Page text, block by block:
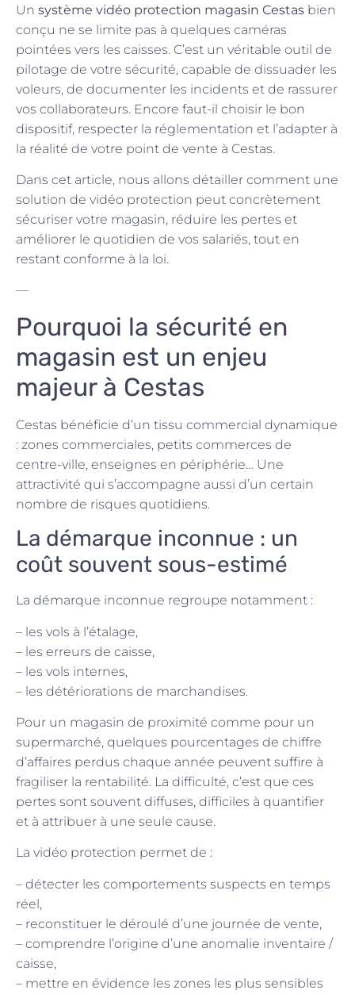
Un système vidéo protection magasin Cestas bien
conçu ne se limite pas à quelques caméras
pointées vers les caisses. C’est un véritable outil de
pilotage de votre sécurité, capable de dissuader les
voleurs, de documenter les incidents et de rassurer
vos collaborateurs. Encore faut-il choisir le bon
dispositif, respecter la réglementation et l’adapter à
la réalité de votre point de vente à Cestas.
Dans cet article, nous allons détailler comment une
solution de vidéo protection peut concrètement
sécuriser votre magasin, réduire les pertes et
améliorer le quotidien de vos salariés, tout en
restant conforme à la loi.
—
Pourquoi la sécurité en
magasin est un enjeu
majeur à Cestas
Cestas bénéficie d’un tissu commercial dynamique
: zones commerciales, petits commerces de
centre-ville, enseignes en périphérie… Une
attractivité qui s’accompagne aussi d’un certain
nombre de risques quotidiens.
La démarque inconnue : un
coût souvent sous-estimé
La démarque inconnue regroupe notamment :
– les vols à l’étalage,
– les erreurs de caisse,
– les vols internes,
– les détériorations de marchandises.
Pour un magasin de proximité comme pour un
supermarché, quelques pourcentages de chiffre
d’affaires perdus chaque année peuvent suffire à
fragiliser la rentabilité. La difficulté, c’est que ces
pertes sont souvent diffuses, difficiles à quantifier
et à attribuer à une seule cause.
La vidéo protection permet de :
– détecter les comportements suspects en temps
réel,
– reconstituer le déroulé d’une journée de vente,
– comprendre l’origine d’une anomalie inventaire /
caisse,
– mettre en évidence les zones les plus sensibles